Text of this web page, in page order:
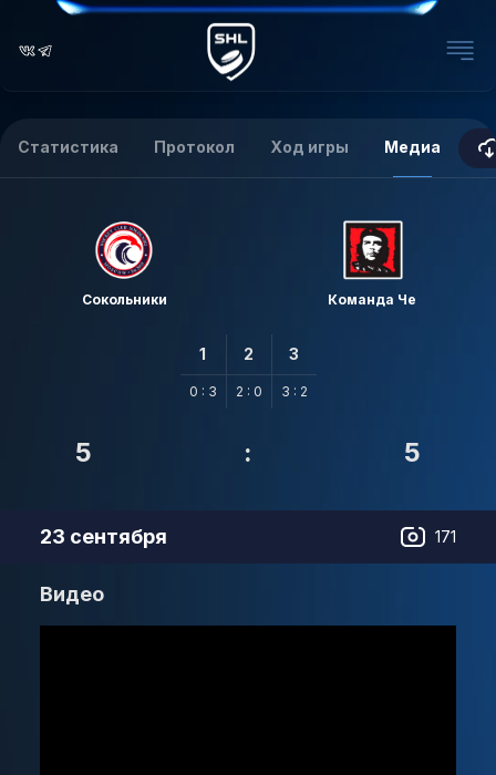
Статистика Протокол Ход игры Медиа
Сокольники Команда Че
1
0 : 3
2
2 : 0
3
3 : 2
5 : 5
23 сентября 171
Видео